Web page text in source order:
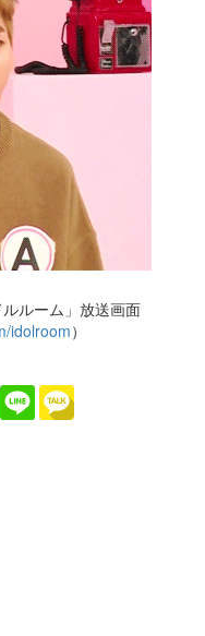
ルーム」放送画面
idolroom）